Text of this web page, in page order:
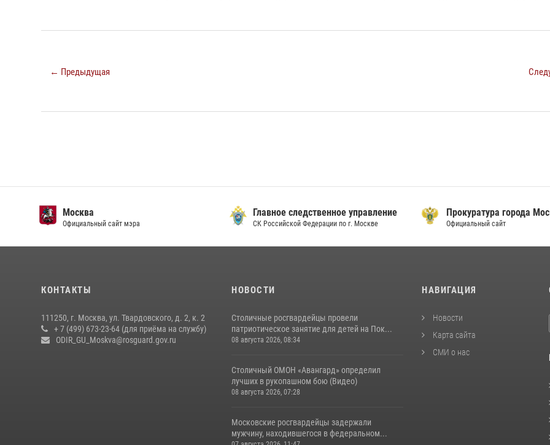
← Предыдущая
Москва
Официальный сайт мэра
Главное следственное управление
СК Российской Федерации по г. Москве
Прокуратура города
Официальный сайт
КОНТАКТЫ
111250, г. Москва, ул. Твардовского, д. 2, к. 2
+ 7 (499) 673-23-64 (для приёма на службу)
ODIR_GU_Moskva@rosguard.gov.ru
НОВОСТИ
Столичные росгвардейцы провели
патриотическое занятие для детей на Пок...
08 августа 2026, 08:34
Столичный ОМОН «Авангард» определил
лучших в рукопашном бою (Видео)
08 августа 2026, 07:28
Московские росгвардейцы задержали
мужчину, находившегося в федеральном...
НАВИГАЦИЯ
Новости
Карта сайта
СМИ о нас